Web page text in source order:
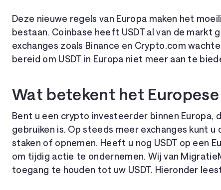
Deze nieuwe regels van Europa maken het
bestaan. Coinbase heeft USDT al van de markt
exchanges zoals Binance en Crypto.com
bereid om USDT in Europa niet meer aan te
Wat betekent het Europese
Bent u een crypto investeerder binnen Europa,
gebruiken is. Op steeds meer exchanges kunt
staken of opnemen. Heeft u nog USDT op een
om tijdig actie te ondernemen. Wij van
toegang te houden tot uw USDT. Hieronder